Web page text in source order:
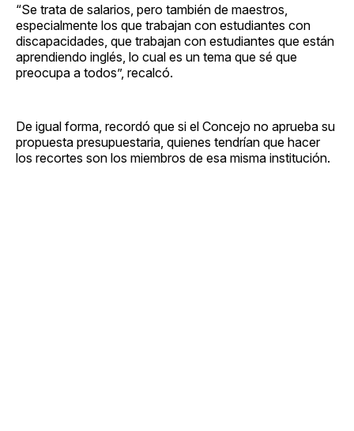
“Se trata de salarios, pero también de maestros,
especialmente los que trabajan con estudiantes con
discapacidades, que trabajan con estudiantes que están
aprendiendo inglés, lo cual es un tema que sé que
preocupa a todos”, recalcó.
De igual forma, recordó que si el Concejo no aprueba su
propuesta presupuestaria, quienes tendrían que hacer
los recortes son los miembros de esa misma institución.